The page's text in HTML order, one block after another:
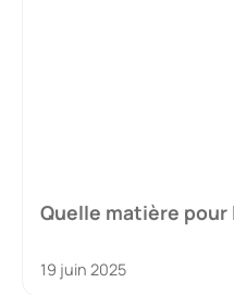
Quelle matière pour
19 juin 2025